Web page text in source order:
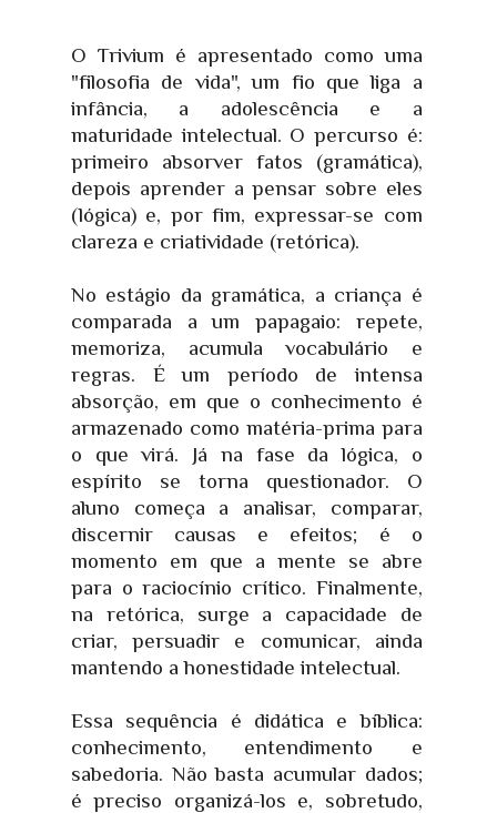
O Trivium é apresentado como uma
"filosofia de vida", um fio que liga a
infância, a adolescência e a
maturidade intelectual. O percurso é:
primeiro absorver fatos (gramática),
depois aprender a pensar sobre eles
(lógica) e, por fim, expressar-se com
clareza e criatividade (retórica).
No estágio da gramática, a criança é
comparada a um papagaio: repete,
memoriza, acumula vocabulário e
regras. É um período de intensa
absorção, em que o conhecimento é
armazenado como matéria-prima para
o que virá. Já na fase da lógica, o
espírito se torna questionador. O
aluno começa a analisar, comparar,
discernir causas e efeitos; é o
momento em que a mente se abre
para o raciocínio crítico. Finalmente,
na retórica, surge a capacidade de
criar, persuadir e comunicar, ainda
mantendo a honestidade intelectual.
Essa sequência é didática e bíblica:
conhecimento, entendimento e
sabedoria. Não basta acumular dados;
é preciso organizá-los e, sobretudo,